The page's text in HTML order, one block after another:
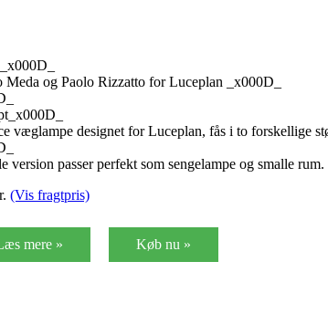
Meda og Paolo Rizzatto for Luceplan _x000D_
væglampe designet for Luceplan, fås i to forskellige
version passer perfekt som sengelampe og smalle
(Vis fragtpris)
mere » Køb nu »